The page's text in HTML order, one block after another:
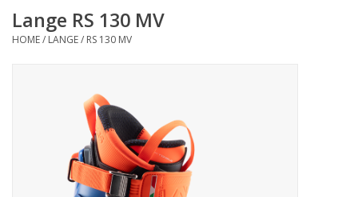
Bootfitting
Koopgidsen
Lange RS 130 MV
HOME/ LANGE/ RS 130 MV